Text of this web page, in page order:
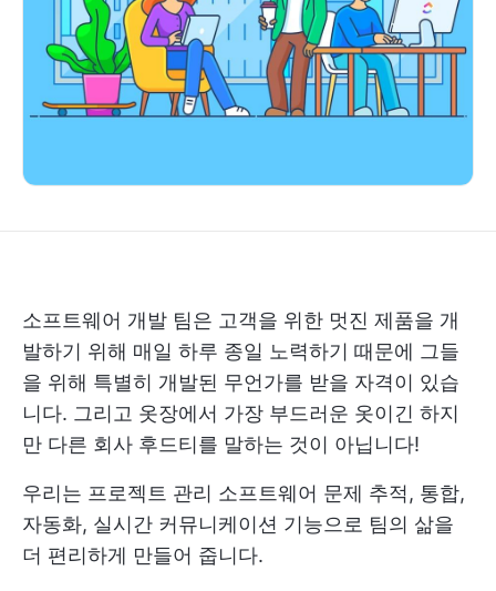
소프트웨어 개발 팀은 고객을 위한 멋진 제품을 개
발하기 위해 매일 하루 종일 노력하기 때문에 그들
을 위해 특별히 개발된 무언가를 받을 자격이 있습
니다. 그리고 옷장에서 가장 부드러운 옷이긴 하지
만 다른 회사 후드티를 말하는 것이 아닙니다!
우리는 프로젝트 관리 소프트웨어 문제 추적, 통합,
자동화, 실시간 커뮤니케이션 기능으로 팀의 삶을
더 편리하게 만들어 줍니다.